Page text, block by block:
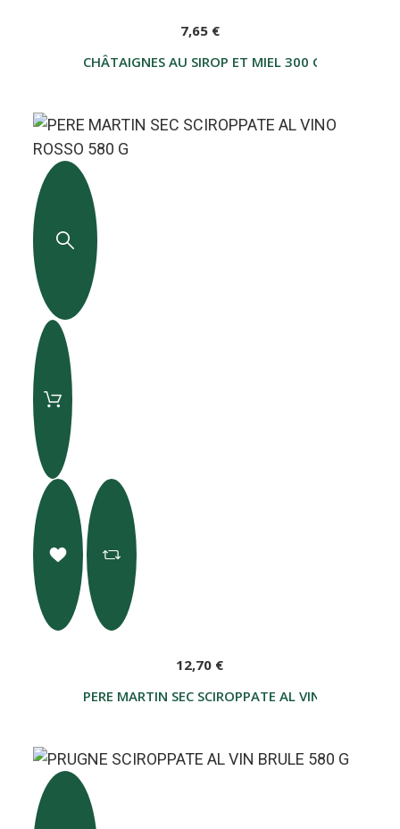
CHÂTAIGNES AU SIROP ET MIEL 300 G
7,65 €
PERE MARTIN SEC SCIROPPATE AL VINO ROSSO
12,70 €